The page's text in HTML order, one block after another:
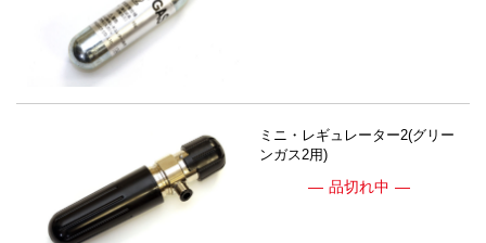
ミニ・レギュレーター2(グリー
ンガス2用)
品切れ中